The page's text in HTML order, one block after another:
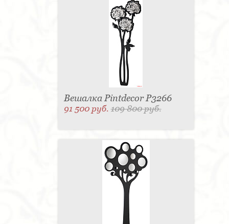
Вешалка Pintdecor P3266
91 500 руб.109 800 руб.